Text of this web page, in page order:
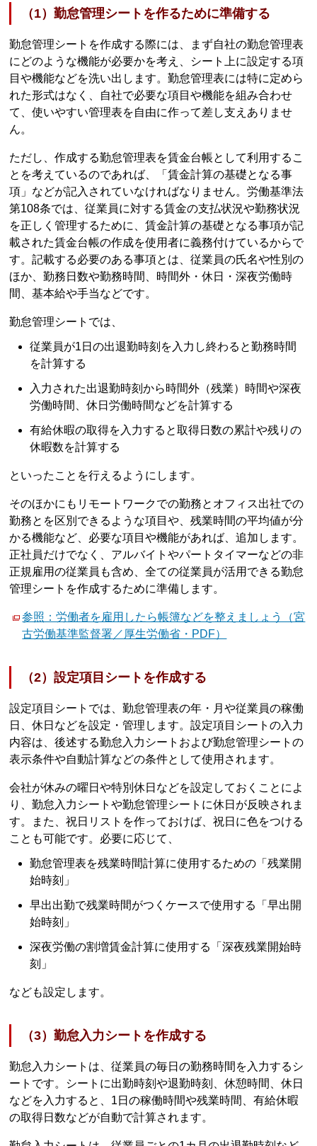
（1）勤怠管理シートを作るために準備する
勤怠管理シートを作成する際には、まず自社の勤怠管理表
にどのような機能が必要かを考え、シート上に設定する項
目や機能などを洗い出します。勤怠管理表には特に定めら
れた形式はなく、自社で必要な項目や機能を組み合わせ
て、使いやすい管理表を自由に作って差し支えありませ
ん。
ただし、作成する勤怠管理表を賃金台帳として利用するこ
とを考えているのであれば、「賃金計算の基礎となる事
項」などが記入されていなければなりません。労働基準法
第108条では、従業員に対する賃金の支払状況や勤務状況
を正しく管理するために、賃金計算の基礎となる事項が記
載された賃金台帳の作成を使用者に義務付けているからで
す。記載する必要のある事項とは、従業員の氏名や性別の
ほか、勤務日数や勤務時間、時間外・休日・深夜労働時
間、基本給や手当などです。
勤怠管理シートでは、
従業員が1日の出退勤時刻を入力し終わると勤務時間
を計算する
入力された出退勤時刻から時間外（残業）時間や深夜
労働時間、休日労働時間などを計算する
有給休暇の取得を入力すると取得日数の累計や残りの
休暇数を計算する
といったことを行えるようにします。
そのほかにもリモートワークでの勤務とオフィス出社での
勤務とを区別できるような項目や、残業時間の平均値が分
かる機能など、必要な項目や機能があれば、追加します。
正社員だけでなく、アルバイトやパートタイマーなどの非
正規雇用の従業員も含め、全ての従業員が活用できる勤怠
管理シートを作成するために準備します。
参照：労働者を雇用したら帳簿などを整えましょう（宮
古労働基準監督署／厚生労働省・PDF）
（2）設定項目シートを作成する
設定項目シートでは、勤怠管理表の年・月や従業員の稼働
日、休日などを設定・管理します。設定項目シートの入力
内容は、後述する勤怠入力シートおよび勤怠管理シートの
表示条件や自動計算などの条件として使用されます。
会社が休みの曜日や特別休日などを設定しておくことによ
り、勤怠入力シートや勤怠管理シートに休日が反映されま
す。また、祝日リストを作っておけば、祝日に色をつける
ことも可能です。必要に応じて、
勤怠管理表を残業時間計算に使用するための「残業開
始時刻」
早出出勤で残業時間がつくケースで使用する「早出開
始時刻」
深夜労働の割増賃金計算に使用する「深夜残業開始時
刻」
なども設定します。
（3）勤怠入力シートを作成する
勤怠入力シートは、従業員の毎日の勤務時間を入力するシ
ートです。シートに出勤時刻や退勤時刻、休憩時間、休日
などを入力すると、1日の稼働時間や残業時間、有給休暇
の取得日数などが自動で計算されます。